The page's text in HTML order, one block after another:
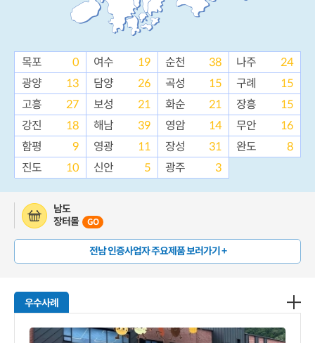
목포 0 여수 19 순천 38 나주
24
광양
13 담양 26 곡성 15 구례
15
고흥
27 보성 21 화순 21 장흥
15
강진
18 해남 39 영암 14 무안
16
함평
9 영광 11 장성 31 완도
8
진도
10 신안 5 광주 3
남도
장터몰
GO
전남 인증사업자 주요제품 보러가기 +
우수사례